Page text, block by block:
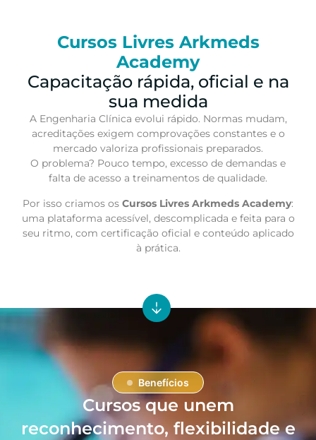
Cursos Livres Arkmeds
Academy
Capacitação rápida, oficial e na
sua medida
A Engenharia Clínica evolui rápido. Normas mudam,
acreditações exigem comprovações constantes e o
mercado valoriza profissionais preparados.
O problema? Pouco tempo, excesso de demandas e
falta de acesso a treinamentos de qualidade.
Por isso criamos os Cursos Livres Arkmeds Academy:
uma plataforma acessível, descomplicada e feita para o
seu ritmo, com certificação oficial e conteúdo aplicado
à prática.
Benefícios
Cursos que unem
reconhecimento, flexibilidade e